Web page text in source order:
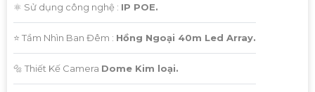
⚛️ Sử dụng công nghệ : IP POE.
⭐ Tầm Nhìn Ban Đêm : Hồng Ngoại 40m Led Array.
🔩 Thiết Kế Camera Dome Kim loại.